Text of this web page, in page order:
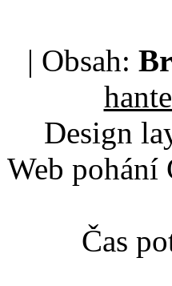
| Obsah:
Design
Web
Čas